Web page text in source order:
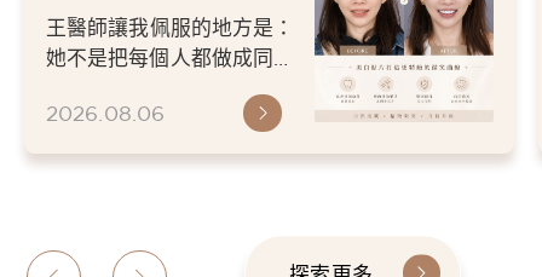
不愛笑，只是不喜歡自己
原本的牙齒
王醫師讓我佩服的地方是：
她不是把每個人都做成同一
更適合自己的樣子。 現...
2026.08.06